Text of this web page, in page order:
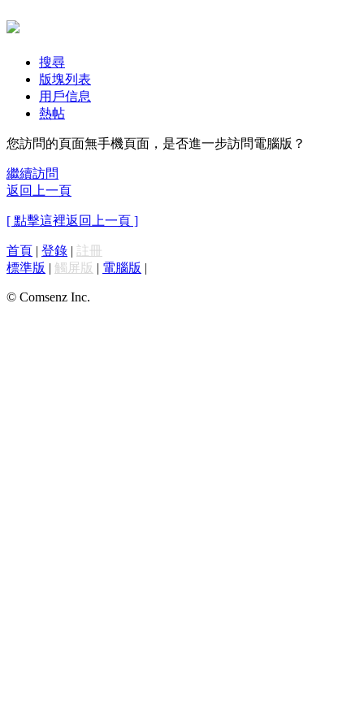
搜尋
版塊列表
用戶信息
熱帖
您訪問的頁面無手機頁面，是否進一步訪問電腦版？
繼續訪問
返回上一頁
[ 點擊這裡返回上一頁 ]
首頁 | 登錄 | 註冊
標準版 | 觸屏版 | 電腦版 |
© Comsenz Inc.